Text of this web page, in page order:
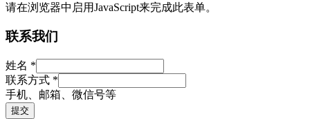
请在浏览器中启用JavaScript来完成此表单。
联系我们
姓名 *
联系方式 *
手机、邮箱、微信号等
联
提交